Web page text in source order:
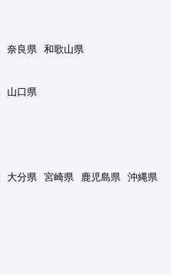
奈良県
和歌山県
山口県
大分県 宮崎県 鹿児島県 沖縄県